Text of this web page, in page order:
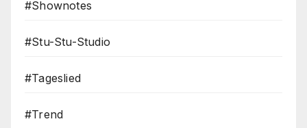
#Shownotes
#Stu-Stu-Studio
#Tageslied
#Trend